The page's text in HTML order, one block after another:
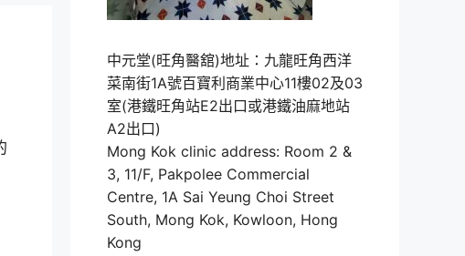
中元堂(旺角醫舘)地址：九龍旺角西洋
菜南街1A號百寶利商業中心11樓02及03
室(港鐵旺角站E2出口或港鐵油麻地站
A2出口)
Mong Kok clinic address: Room 2 &
3, 11/F, Pakpolee Commercial
Centre, 1A Sai Yeung Choi Street
South, Mong Kok, Kowloon, Hong
Kong